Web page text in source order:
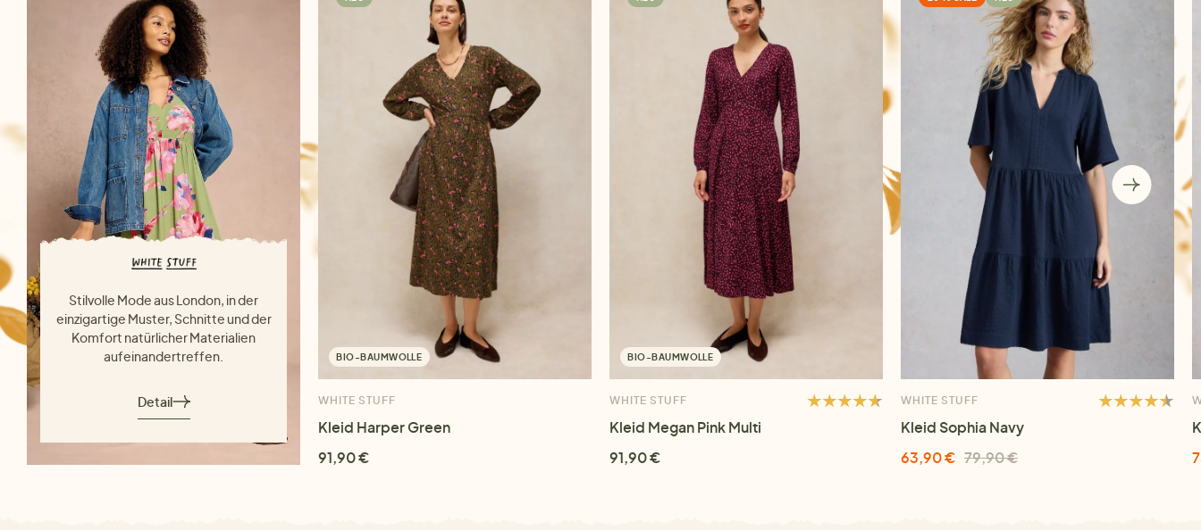
Stilvolle Mode aus London, in der
einzigartige Muster, Schnitte und der
Komfort natürlicher Materialien
aufeinandertreffen.
Detail
BIO-BAUMWOLLE
WHITE STUFF
Kleid Harper Green
91,90 €
BIO-BAUMWOLLE
WHITE STUFF
Kleid Megan Pink Multi
91,90 €
WHITE STUFF
Kleid Sophia Navy
63,90 € 79,90 €